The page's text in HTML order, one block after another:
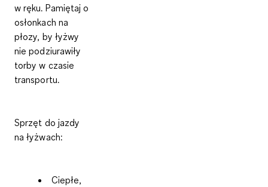
w ręku. Pamiętaj o
osłonkach na
płozy, by łyżwy
nie podziurawiły
torby w czasie
transportu.
Sprzęt do jazdy
na łyżwach:
Ciepłe,